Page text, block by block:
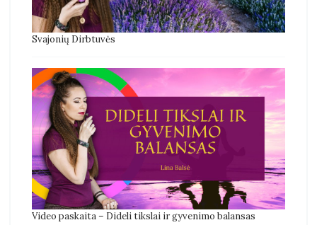
Svajonių Dirbtuvės
Video paskaita – Dideli tikslai ir gyvenimo balansas